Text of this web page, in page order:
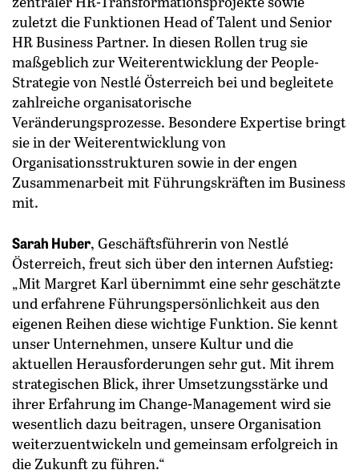
zuletzt die Funktionen Head of Talent und Senior
HR Business Partner. In diesen Rollen trug sie
maßgeblich zur Weiterentwicklung der People-
Strategie von Nestlé Österreich bei und begleitete
zahlreiche organisatorische
Veränderungsprozesse. Besondere Expertise bringt
sie in der Weiterentwicklung von
Organisationsstrukturen sowie in der engen
Zusammenarbeit mit Führungskräften im Business
mit.
Sarah Huber, Geschäftsführerin von Nestlé
Österreich, freut sich über den internen Aufstieg:
„Mit Margret Karl übernimmt eine sehr geschätzte
und erfahrene Führungspersönlichkeit aus den
eigenen Reihen diese wichtige Funktion. Sie kennt
unser Unternehmen, unsere Kultur und die
aktuellen Herausforderungen sehr gut. Mit ihrem
strategischen Blick, ihrer Umsetzungsstärke und
ihrer Erfahrung im Change-Management wird sie
wesentlich dazu beitragen, unsere Organisation
weiterzuentwickeln und gemeinsam erfolgreich in
die Zukunft zu führen.“